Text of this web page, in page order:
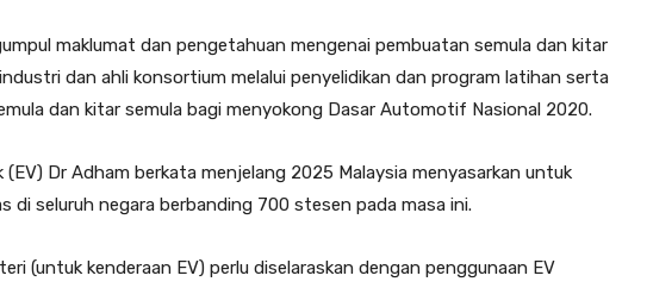
maklumat dan pengetahuan mengenai pembuatan semula dan kitar
dan ahli konsortium melalui penyelidikan dan program latihan serta
dan kitar semula bagi menyokong Dasar Automotif Nasional 2020.
Dr Adham berkata menjelang 2025 Malaysia menyasarkan untuk
di seluruh negara berbanding 700 stesen pada masa ini.
(untuk kenderaan EV) perlu diselaraskan dengan penggunaan EV